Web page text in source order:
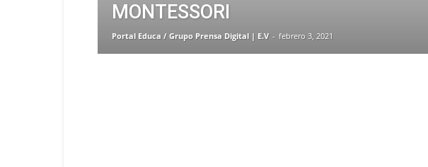
MONTESSORI
Portal Educa / Grupo Prensa Digital | E.V - febrero 3, 2021